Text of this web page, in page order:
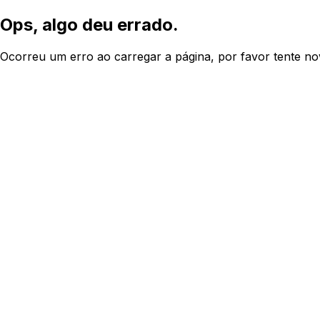
Ops, algo deu errado.
Ocorreu um erro ao carregar a página, por favor tente